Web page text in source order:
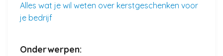
Alles wat je wil weten over kerstgeschenken voor
je bedrijf
Onderwerpen: